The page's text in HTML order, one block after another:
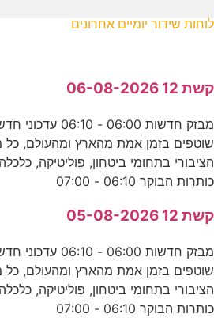
לוחות שידור יומיים אחרונים
קשת 12 06-08-2026
מבזק חדשות 06:00 -
שוטפים בזמן אמת מהארץ ומהעולם,
הציבורי בתחומי ביטחון, פוליטיקה,
כותרות הבוקר 06:10 - 07:00
קשת 12 05-08-2026
מבזק חדשות 06:00 -
שוטפים בזמן אמת מהארץ ומהעולם,
הציבורי בתחומי ביטחון, פוליטיקה,
כותרות הבוקר 06:10 - 07:00